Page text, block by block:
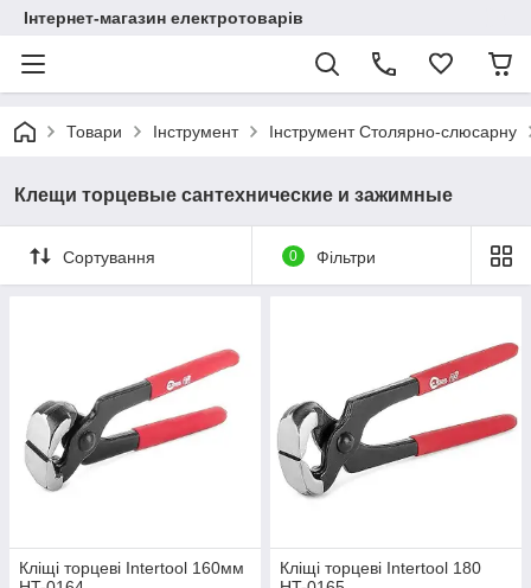
Інтернет-магазин електротоварів
Товари Інструмент Інструмент Столярно-слюсарну
Клещи торцевые сантехнические и зажимные
Сортування 0 Фільтри
Кліщі торцеві Intertool 160мм
Кліщі торцеві Intertool 180